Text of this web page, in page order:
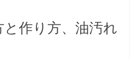
作り方、油汚れ